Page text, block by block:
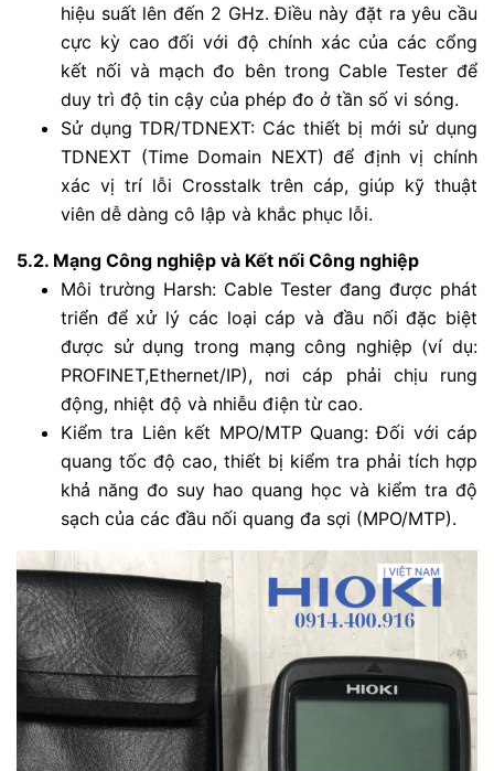
hiệu suất lên đến 2 GHz. Điều này đặt ra yêu cầu
cực kỳ cao đối với độ chính xác của các cổng
kết nối và mạch đo bên trong Cable Tester để
duy trì độ tin cậy của phép đo ở tần số vi sóng.
Sử dụng TDR/TDNEXT: Các thiết bị mới sử dụng
TDNEXT (Time Domain NEXT) để định vị chính
xác vị trí lỗi Crosstalk trên cáp, giúp kỹ thuật
viên dễ dàng cô lập và khắc phục lỗi.
5.2. Mạng Công nghiệp và Kết nối Công nghiệp
Môi trường Harsh: Cable Tester đang được phát
triển để xử lý các loại cáp và đầu nối đặc biệt
được sử dụng trong mạng công nghiệp (ví dụ:
PROFINET,Ethernet/IP), nơi cáp phải chịu rung
động, nhiệt độ và nhiễu điện từ cao.
Kiểm tra Liên kết MPO/MTP Quang: Đối với cáp
quang tốc độ cao, thiết bị kiểm tra phải tích hợp
khả năng đo suy hao quang học và kiểm tra độ
sạch của các đầu nối quang đa sợi (MPO/MTP).